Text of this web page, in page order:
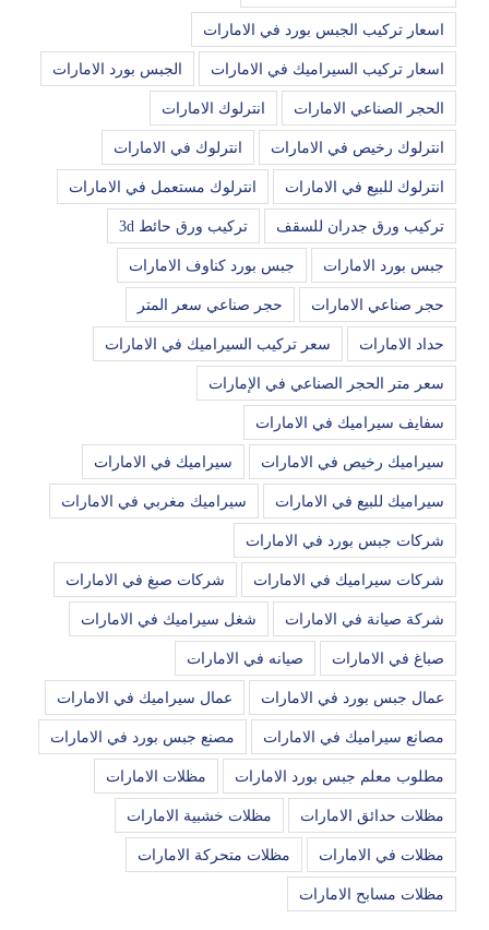
اسعار تركيب الجبس بورد في الامارات
اسعار تركيب السيراميك في الامارات الجبس بورد الامارات
الحجر الصناعي الامارات انترلوك الامارات
انترلوك رخيص في الامارات انترلوك في الامارات
انترلوك للبيع في الامارات انترلوك مستعمل في الامارات
تركيب ورق جدران للسقف تركيب ورق حائط 3d
جبس بورد الامارات جبس بورد كناوف الامارات
حجر صناعي الامارات حجر صناعي سعر المتر
حداد الامارات سعر تركيب السيراميك في الامارات
سعر متر الحجر الصناعي في الإمارات
سفايف سيراميك في الامارات
سيراميك رخيص في الامارات سيراميك في الامارات
سيراميك للبيع في الامارات سيراميك مغربي في الامارات
شركات جبس بورد في الامارات
شركات سيراميك في الامارات شركات صبغ في الامارات
شركة صيانة في الامارات شغل سيراميك في الامارات
صباغ في الامارات صيانه في الامارات
عمال جبس بورد في الامارات عمال سيراميك في الامارات
مصانع سيراميك في الامارات مصنع جبس بورد في الامارات
مطلوب معلم جبس بورد الامارات مظلات الامارات
مظلات حدائق الامارات مظلات خشبية الامارات
مظلات في الامارات مظلات متحركة الامارات
مظلات مسابح الامارات